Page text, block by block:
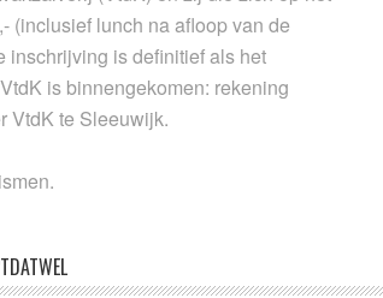
(inclusief lunch na afloop van de
inschrijving is definitief als het
is binnengekomen: rekening
VtdK te Sleeuwijk.